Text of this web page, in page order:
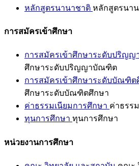
หลักสูตรนานาชาติ หลักสูตรนา
การสมัครเข้าศึกษา
การสมัครเข้าศึกษาระดับปริญ
ศึกษาระดับปริญญาบัณฑิต
การสมัครเข้าศึกษาระดับบัณฑิต
ศึกษาระดับบัณฑิตศึกษา
ค่าธรรมเนียมการศึกษา ค่าธรร
ทุนการศึกษา ทุนการศึกษา
หน่วยงานการศึกษา